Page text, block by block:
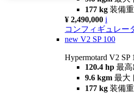
177 kg 装備
¥ 2,490,000 i
コンフィギュレー
new V2 SP 100
Hypermotard V2 SP
120.4 hp 最高
9.6 kgm 最大
177 kg 装備